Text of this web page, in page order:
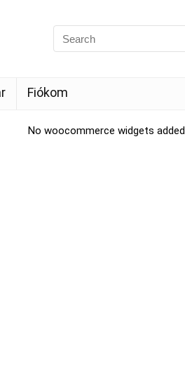
Fiókom
No woocommerce widgets added